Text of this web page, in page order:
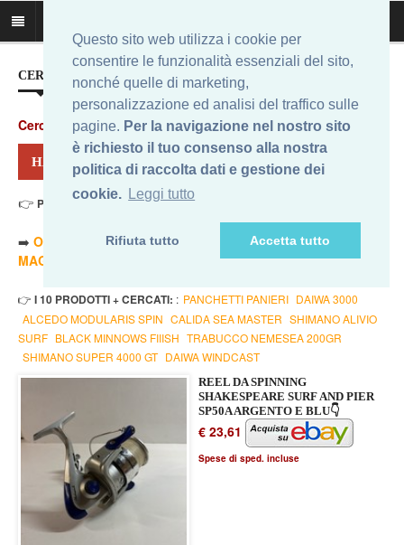
Questo sito web utilizza i cookie per
consentire le funzionalità essenziali del sito,
nonché quelle di marketing,
personalizzazione ed analisi del traffico sulle
pagine. Per la navigazione nel nostro sito
è richiesto il tuo consenso alla nostra
politica di raccolta dati e gestione dei
cookie. Leggi tutto
Rifiuta tutto Accetta tutto
CERCA IL MIGLIOR PREZZO...
Cerca
HAI CERCATO: SHAKESPEARE SURF
👉 Prezzo Min. 23,61 Eur - Prezzo Max 152,29 Eur
➡️ ORDINA PER PREZZO MINORE
ORDINA PER PREZZO
MAGGIORE
- 🔥TUTTI
👉 I 10 PRODOTTI + CERCATI: : PANCHETTI PANIERI DAIWA 3000
ALCEDO MODULARIS SPIN CALIDA SEA MASTER SHIMANO ALIVIO
SURF BLACK MINNOWS FIIISH TRABUCCO NEMESEA 200GR
SHIMANO SUPER 4000 GT DAIWA WINDCAST
REEL DA SPINNING
SHAKESPEARE SURF AND PIER
SP50A ARGENTO E BLU👇
€ 23,61
Spese di sped. incluse